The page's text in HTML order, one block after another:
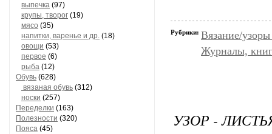
выпечка (97)
крупы, творог (19)
мясо (35)
напитки, варенье и др. (18)
овощи (53)
первое (6)
рыба (12)
Обувь (628)
вязаная обувь (312)
носки (257)
Переделки (163)
Полезности (320)
Пояса (45)
Рубрики: Вязание/
Журналы,
УЗОР -